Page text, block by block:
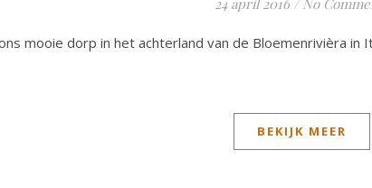
24 april 2016 / No
mooie dorp in het achterland van de Bloemenrivièra in
BEKIJK MEER